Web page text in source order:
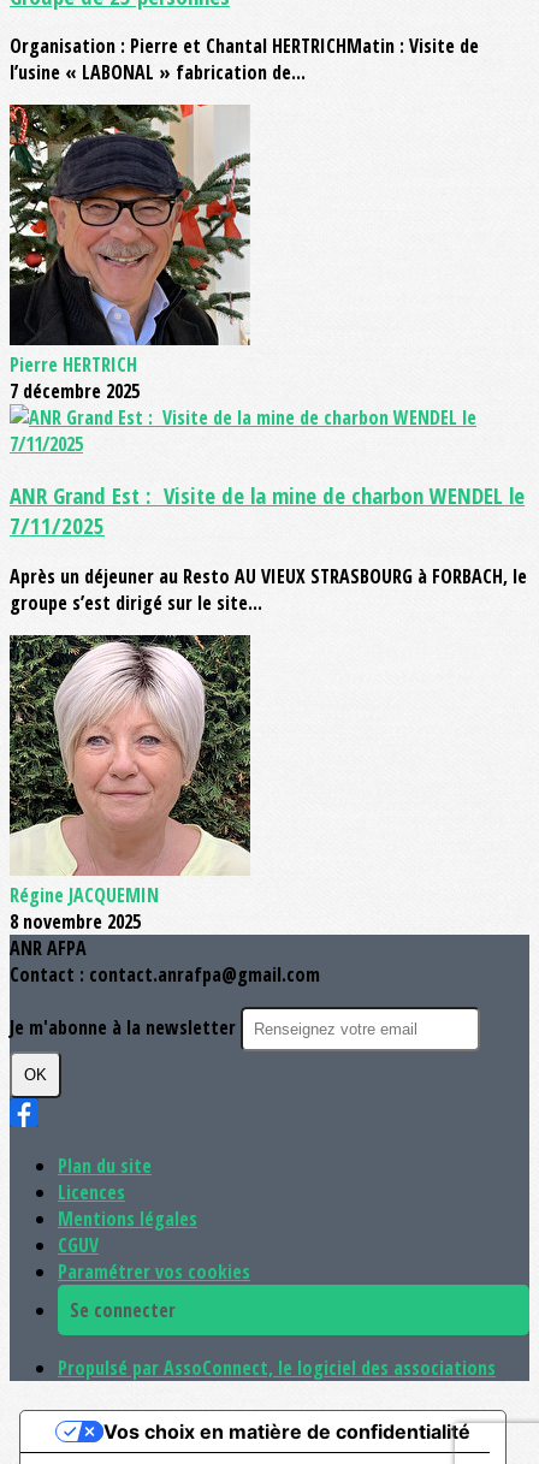
Organisation : Pierre et Chantal HERTRICHMatin : Visite de
l’usine « LABONAL » fabrication de...
Pierre HERTRICH
7 décembre 2025
ANR Grand Est : Visite de la mine de charbon WENDEL le
7/11/2025
Après un déjeuner au Resto AU VIEUX STRASBOURG à FORBACH, le
groupe s’est dirigé sur le site...
Régine JACQUEMIN
8 novembre 2025
ANR AFPA
Contact : contact.anrafpa@gmail.com
Je m'abonne à la newsletter
OK
Plan du site
Licences
Mentions légales
CGUV
Paramétrer vos cookies
Se connecter
Propulsé par AssoConnect, le logiciel des associations
Vos choix en matière de confidentialité